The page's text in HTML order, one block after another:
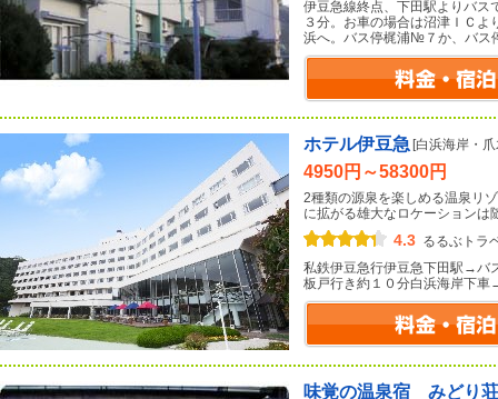
伊豆急線終点、下田駅よりバス
３分。お車の場合は沼津ＩＣ
浜へ。バス停梶浦№７か、バ
ホテル伊豆急 [白浜海岸・
4950円～58300円
2種類の源泉を楽しめる温泉リ
に拡がる雄大なロケーションは
4.3 るるぶトラ
私鉄伊豆急行伊豆急下田駅→バ
板戸行き約１０分白浜海岸下
味覚の温泉宿 みどり荘